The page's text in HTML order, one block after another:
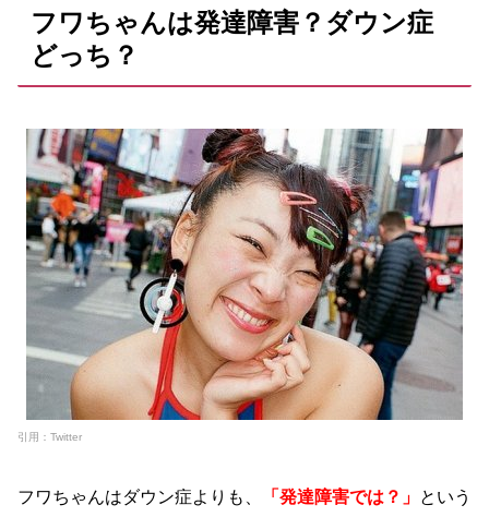
フワちゃんは発達障害？ダウン症
どっち？
引用：Twitter
フワちゃんはダウン症よりも、 「発達障害では？」 という